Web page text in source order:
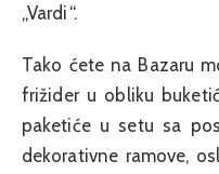
„Vardi“.
Tako ćete na Bazaru
frižider u obliku
paketiće u setu sa
dekorativne ramove,